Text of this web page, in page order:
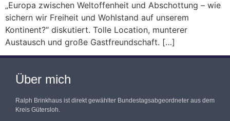
„Europa zwischen Weltoffenheit und Abschottung – wie
sichern wir Freiheit und Wohlstand auf unserem
Kontinent?“ diskutiert. Tolle Location, munterer
Austausch und große Gastfreundschaft. […]
Über mich
Ralph Brinkhaus ist direkt gewählter Bundestagsabgeordneter aus dem
Kreis Gütersloh.